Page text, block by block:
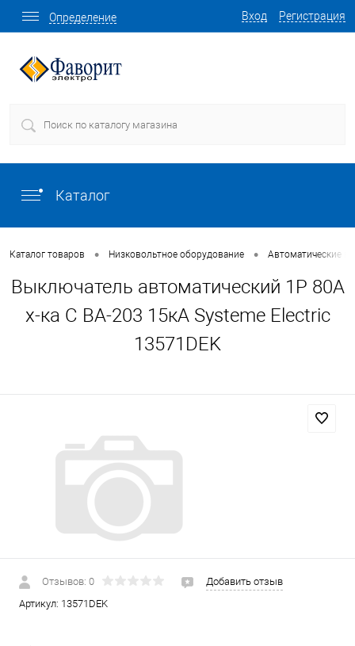
Вход Регистрация
Определение
Каталог
Каталог товаров • Низковольтное оборудование • Автоматические
Выключатель автоматический 1P 80A
х-ка C ВА-203 15кА Systeme Electric
13571DEK
Отзывов: 0
Добавить отзыв
Артикул: 13571DEK